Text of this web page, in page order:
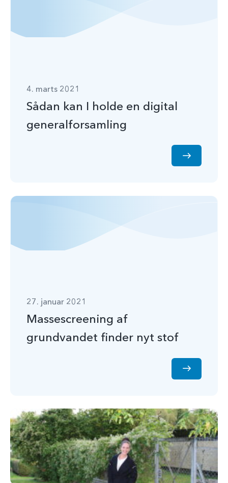
4. marts 2021
Sådan kan I holde en digital
generalforsamling
27. januar 2021
Massescreening af
grundvandet finder nyt stof